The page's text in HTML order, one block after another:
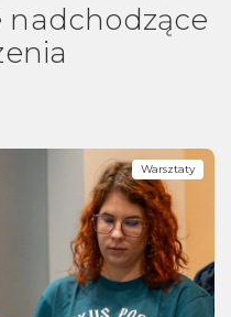
nadchodzące
Warsztaty